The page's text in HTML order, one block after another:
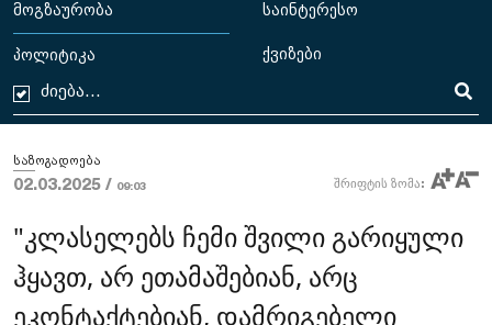
მოგზაურობა საინტერესო
პოლიტიკა ქვიზები
საზოგადოება
02.03.2025 / 09:03 შრიფტის ზომა:
"კლასელებს ჩემი შვილი გარიყული
ჰყავთ, არ ეთამაშებიან, არც
ეკონტაქტებიან, დამრიგებელი